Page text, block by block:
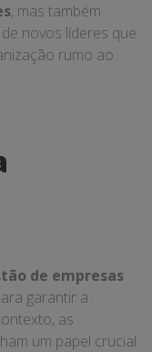
, mas também
novos líderes que
rumo ao
de empresas
garantir a
as
um papel crucial